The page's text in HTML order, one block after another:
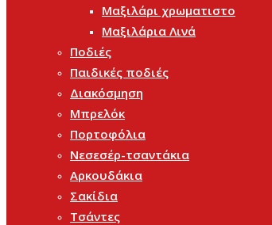
Μαξιλάρι χρωματιστο
Μαξιλάρια Λινά
Ποδιές
Παιδικές ποδιές
Διακόσμηση
Μπρελόκ
Πορτοφόλια
Νεσεσέρ-τσαντάκια
Αρκουδάκια
Σακίδια
Τσάντες